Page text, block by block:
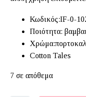
Κωδικός:IF-0-
Ποιότητα:
Cotton Tales
7 σε απόθεμα